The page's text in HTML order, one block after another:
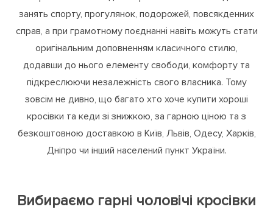
Київ, Львів, Одеса, Харків, Дніпро чи маленьке село.
Хороші чоловічі кеди та кросівки незамінні під час
занять спорту, прогулянок, подорожей, повсякденних
справ, а при грамотному поєднанні навіть можуть стати
оригінальним доповненням класичного стилю,
додавши до нього елементу свободи, комфорту та
підкреслюючи незалежність свого власника. Тому
зовсім не дивно, що багато хто хоче купити хороші
кросівки та кеди зі знижкою, за гарною ціною та з